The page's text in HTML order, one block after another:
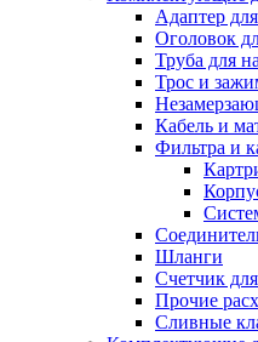
Адаптер
Оголовок
Труба для
Трос и
Кабель и
Фильтра и
Шланги
Счетчик
Прочие
Сливные